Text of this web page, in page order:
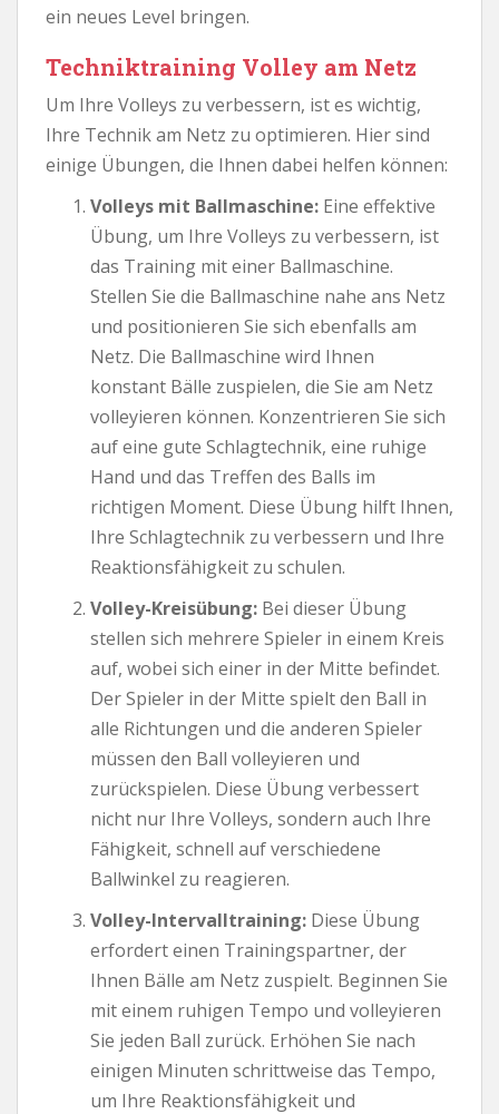
ein neues Level bringen.
Techniktraining Volley am Netz
Um Ihre Volleys zu verbessern, ist es wichtig,
Ihre Technik am Netz zu optimieren. Hier sind
einige Übungen, die Ihnen dabei helfen können:
Volleys mit Ballmaschine: Eine effektive
Übung, um Ihre Volleys zu verbessern, ist
das Training mit einer Ballmaschine.
Stellen Sie die Ballmaschine nahe ans Netz
und positionieren Sie sich ebenfalls am
Netz. Die Ballmaschine wird Ihnen
konstant Bälle zuspielen, die Sie am Netz
volleyieren können. Konzentrieren Sie sich
auf eine gute Schlagtechnik, eine ruhige
Hand und das Treffen des Balls im
richtigen Moment. Diese Übung hilft Ihnen,
Ihre Schlagtechnik zu verbessern und Ihre
Reaktionsfähigkeit zu schulen.
Volley-Kreisübung: Bei dieser Übung
stellen sich mehrere Spieler in einem Kreis
auf, wobei sich einer in der Mitte befindet.
Der Spieler in der Mitte spielt den Ball in
alle Richtungen und die anderen Spieler
müssen den Ball volleyieren und
zurückspielen. Diese Übung verbessert
nicht nur Ihre Volleys, sondern auch Ihre
Fähigkeit, schnell auf verschiedene
Ballwinkel zu reagieren.
Volley-Intervalltraining: Diese Übung
erfordert einen Trainingspartner, der
Ihnen Bälle am Netz zuspielt. Beginnen Sie
mit einem ruhigen Tempo und volleyieren
Sie jeden Ball zurück. Erhöhen Sie nach
einigen Minuten schrittweise das Tempo,
um Ihre Reaktionsfähigkeit und